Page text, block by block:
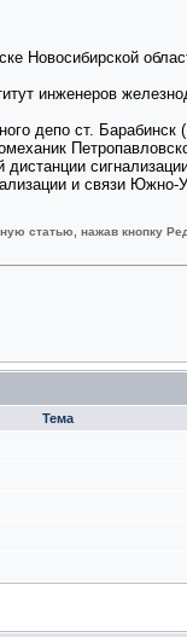
Новосибирской
инженеров
депо ст.
дистанции
и связи Южно-
статью, нажав кнопку
Тема